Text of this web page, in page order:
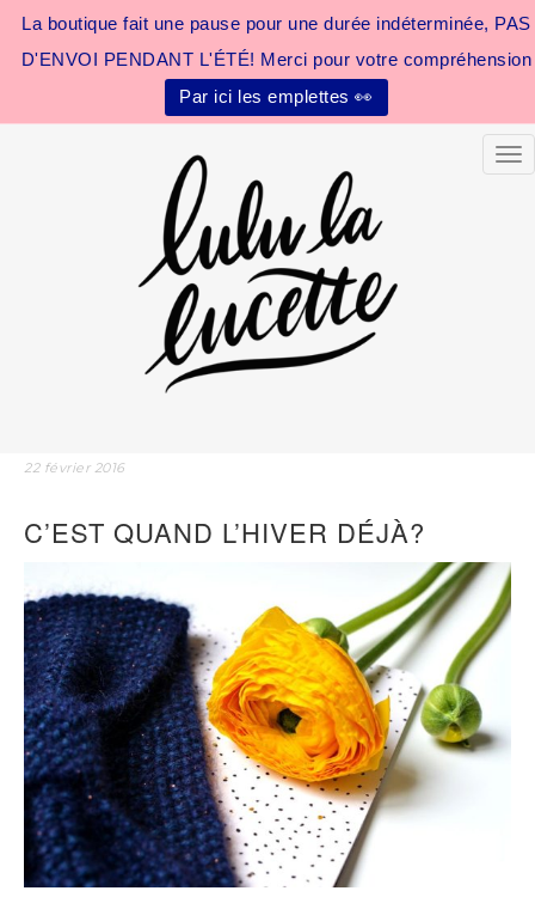
La boutique fait une pause pour une durée indéterminée, PAS
D'ENVOI PENDANT L'ÉTÉ! Merci pour votre compréhension
Par ici les emplettes 👀
22 février 2016
C’EST QUAND L’HIVER DÉJÀ?